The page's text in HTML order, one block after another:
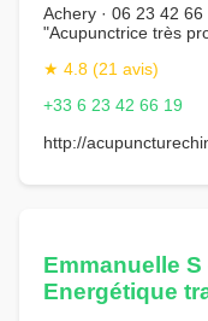
Achery · 06 23 42
"Acupunctrice très
★ 4.8 (21 avis)
+33 6 23 42 66 19
http://
Emmanuelle
Energétique